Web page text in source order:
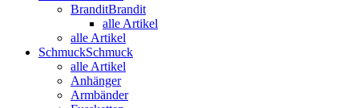
BranditBrandit
alle Artikel
alle Artikel
SchmuckSchmuck
alle Artikel
Anhänger
Armbänder